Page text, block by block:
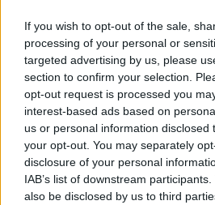
If you wish to opt-out of the sale,
processing of your personal or
targeted advertising by us, please
section to confirm your selection.
opt-out request is processed you
interest-based ads based on
us or personal information disclosed
your opt-out. You may separately
disclosure of your personal
IAB’s list of downstream
also be disclosed by us to third
A költészet napján derül
írtak József Attiláról
A József Attila Színház 2025-ben
Sándort ünnepli.
SZÍNPAD
Tíz kortárs magyar
előadás a magyar